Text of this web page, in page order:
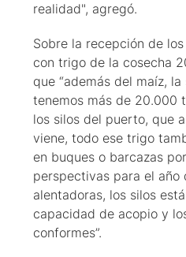
realidad", agregó.
Sobre la recepción de
con trigo de la cosecha
que “además del maíz,
tenemos más de 20.000
los silos del puerto, que
viene, todo ese trigo
en buques o barcazas
perspectivas para el año
alentadoras, los silos
capacidad de acopio y
conformes”.